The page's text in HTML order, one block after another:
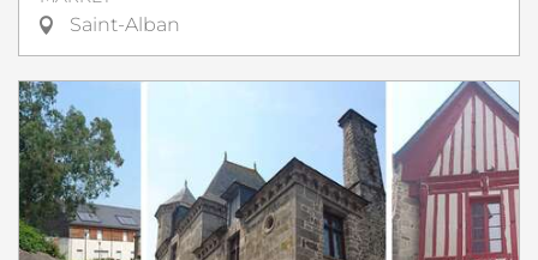
Saint-Alban